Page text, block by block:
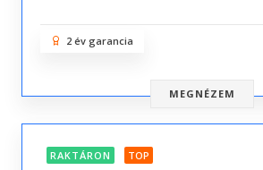
2 év garancia
MEGNÉZEM
RAKTÁRON TOP